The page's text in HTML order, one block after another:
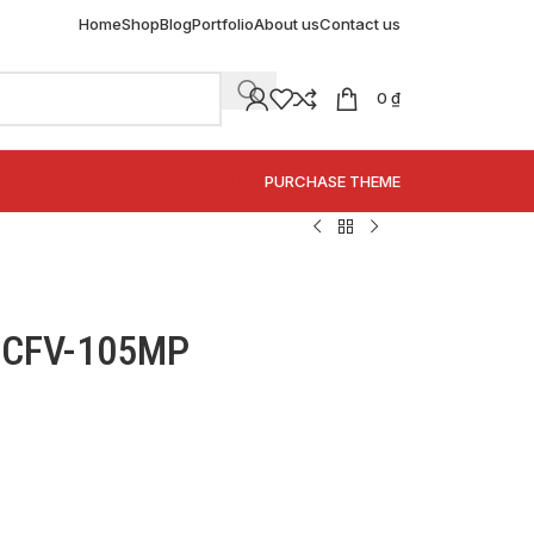
HomeShopBlogPortfolioAbout usContact us
0 ₫
PURCHASE THEME
105MP